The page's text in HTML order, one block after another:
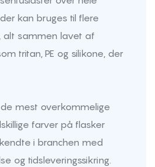
kan bruges til flere
alt sammen lavet af
tritan, PE og silikone, der
mest overkommelige
farver på flasker
i branchen med
og tidsleveringssikring.